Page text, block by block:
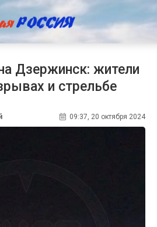
Дзержинск: жители
и стрельбе
09:37, 20 октября 2024